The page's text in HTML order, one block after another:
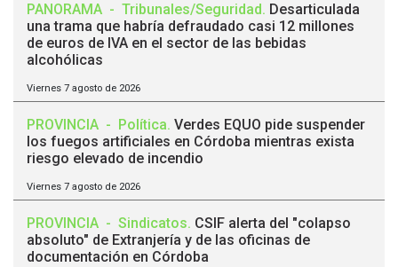
PANORAMA - Tribunales/Seguridad. Desarticulada
una trama que habría defraudado casi 12 millones
de euros de IVA en el sector de las bebidas
alcohólicas
Viernes 7 agosto de 2026
PROVINCIA - Política. Verdes EQUO pide suspender
los fuegos artificiales en Córdoba mientras exista
riesgo elevado de incendio
Viernes 7 agosto de 2026
PROVINCIA - Sindicatos. CSIF alerta del "colapso
absoluto" de Extranjería y de las oficinas de
documentación en Córdoba